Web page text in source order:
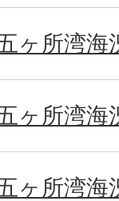
ヶ所湾海
ヶ所湾海
ヶ所湾海